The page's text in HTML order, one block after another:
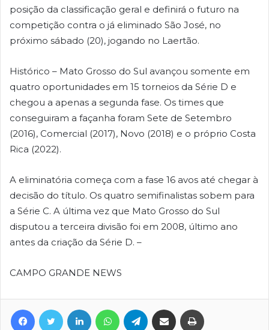
posição da classificação geral e definirá o futuro na
competição contra o já eliminado São José, no
próximo sábado (20), jogando no Laertão.
Histórico – Mato Grosso do Sul avançou somente em
quatro oportunidades em 15 torneios da Série D e
chegou a apenas a segunda fase. Os times que
conseguiram a façanha foram Sete de Setembro
(2016), Comercial (2017), Novo (2018) e o próprio Costa
Rica (2022).
A eliminatória começa com a fase 16 avos até chegar à
decisão do título. Os quatro semifinalistas sobem para
a Série C. A última vez que Mato Grosso do Sul
disputou a terceira divisão foi em 2008, último ano
antes da criação da Série D. –
CAMPO GRANDE NEWS
FacebookTwitter Linkedin WhatsAppTelegramCompartilhar via e-mail